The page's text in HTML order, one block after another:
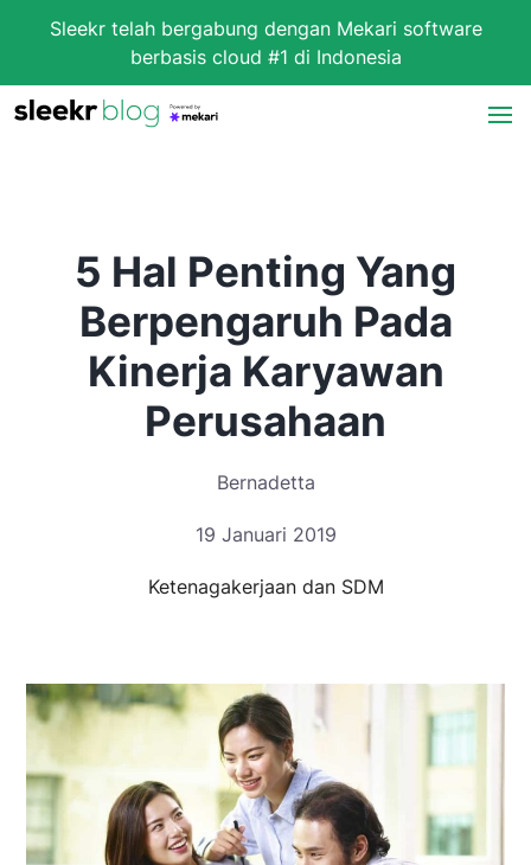
Sleekr telah bergabung dengan Mekari software
berbasis cloud #1 di Indonesia
5 Hal Penting Yang
Berpengaruh Pada
Kinerja Karyawan
Perusahaan
Bernadetta
19 Januari 2019
Ketenagakerjaan dan SDM